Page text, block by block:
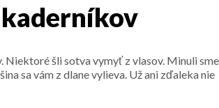
Niektoré šli sotva vymyť z vlasov. Minuli sme
sa vám z dlane vylieva. Už ani zďaleka nie